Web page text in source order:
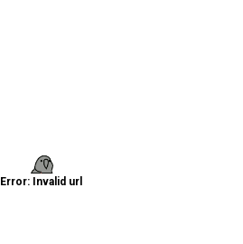
Error: Invalid url